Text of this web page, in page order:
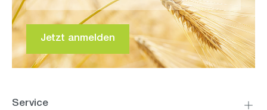
Jetzt anmelden
Service